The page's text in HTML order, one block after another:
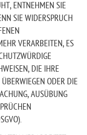
ENTNEHMEN SIE
SIE WIDERSPRUCH
VERARBEITEN, ES
DIE IHRE
ODER DIE
AUSÜBUNG